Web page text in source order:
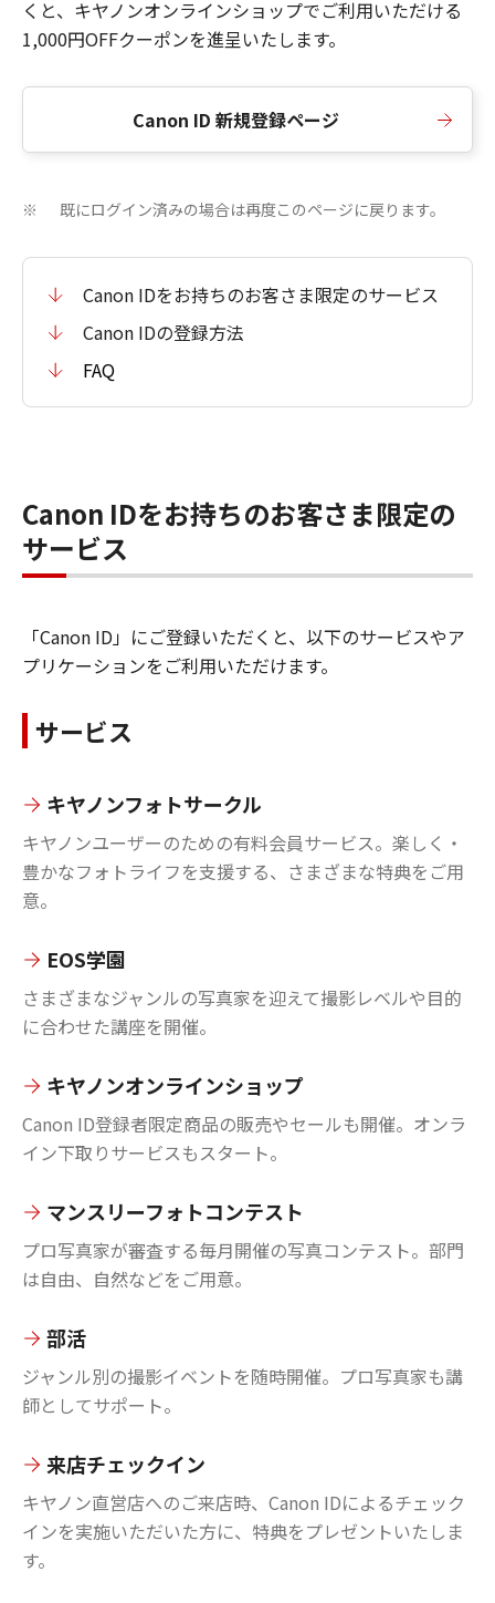
くと、キヤノンオンラインショップでご利用いただける
1,000円OFFクーポンを進呈いたします。
Canon ID 新規登録ページ
※ 既にログイン済みの場合は再度このページに戻ります。
Canon IDをお持ちのお客さま限定のサービス
Canon IDの登録方法
FAQ
Canon IDをお持ちのお客さま限定の
サービス
「Canon ID」にご登録いただくと、以下のサービスやア
プリケーションをご利用いただけます。
サービス
キヤノンフォトサークル
キヤノンユーザーのための有料会員サービス。楽しく・
豊かなフォトライフを支援する、さまざまな特典をご用
意。
EOS学園
さまざまなジャンルの写真家を迎えて撮影レベルや目的
に合わせた講座を開催。
キヤノンオンラインショップ
Canon ID登録者限定商品の販売やセールも開催。オンラ
イン下取りサービスもスタート。
マンスリーフォトコンテスト
プロ写真家が審査する毎月開催の写真コンテスト。部門
は自由、自然などをご用意。
部活
ジャンル別の撮影イベントを随時開催。プロ写真家も講
師としてサポート。
来店チェックイン
キヤノン直営店へのご来店時、Canon IDによるチェック
インを実施いただいた方に、特典をプレゼントいたしま
す。